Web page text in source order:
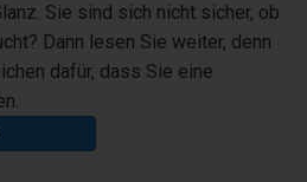
Sie sind sich nicht sicher, ob
Dann lesen Sie weiter, denn
dafür, dass Sie eine